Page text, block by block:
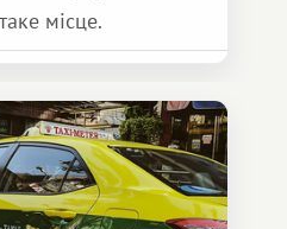
місце.